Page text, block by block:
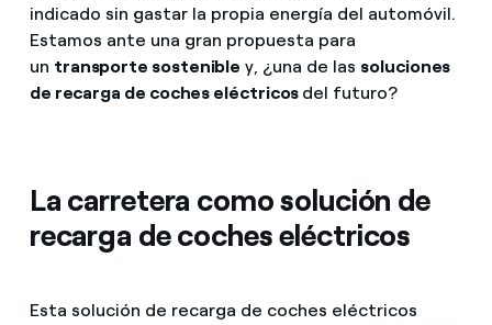
indicado sin gastar la propia energía del automóvil.
Estamos ante una gran propuesta para
un transporte sostenible y, ¿una de las soluciones
de recarga de coches eléctricos del futuro?
La carretera como solución de
recarga de coches eléctricos
Esta solución de recarga de coches eléctricos